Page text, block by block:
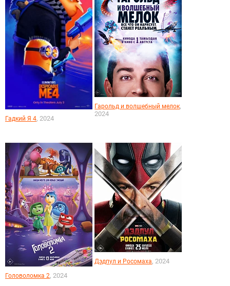
Гадкий Я 4, 2024
Гарольд и волшебный мелок,
2024
Головоломка 2, 2024
Дэдпул и Росомаха, 2024